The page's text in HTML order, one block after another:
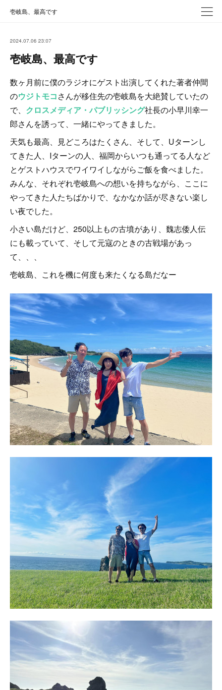
壱岐島、最高です
2024.07.06 23:07
壱岐島、最高です
数ヶ月前に僕のラジオにゲスト出演してくれた著者仲間
のウジトモコさんが移住先の壱岐島を大絶賛していたの
で、 クロスメディア・パブリッシング社長の小早川幸一
郎さんを誘って、一緒にやってきました。
天気も最高、見どころはたくさん、そして、Uターンし
てきた人、Iターンの人、福岡からいつも通ってる人など
とゲストハウスでワイワイしながらご飯を食べました。
みんな、それぞれ壱岐島への想いを持ちながら、ここに
やってきた人たちばかりで、なかなか話が尽きない楽し
い夜でした。
小さい島だけど、250以上もの古墳があり、魏志倭人伝
にも載っていて、そして元寇のときの古戦場があっ
て、、、
壱岐島、これを機に何度も来たくなる島だなー